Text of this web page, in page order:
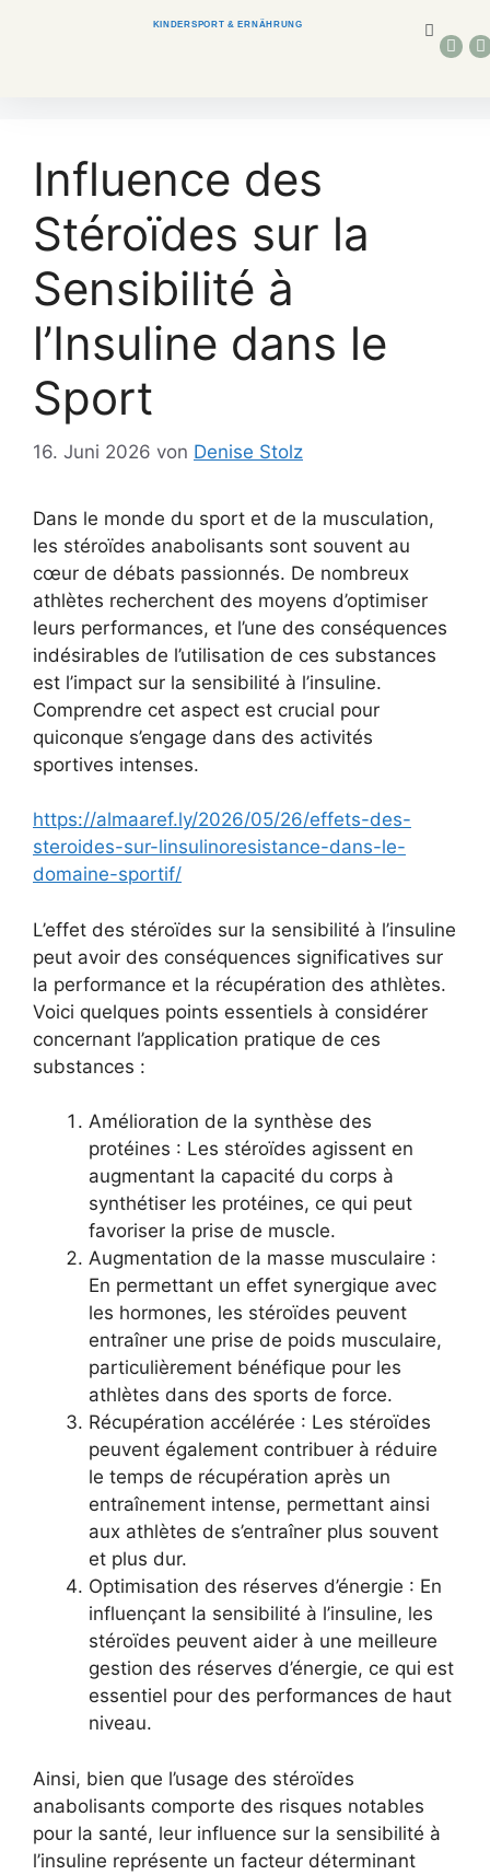
KINDERSPORT & ERNÄHRUNG
Influence des
Stéroïdes sur la
Sensibilité à
l’Insuline dans le
Sport
16. Juni 2026 von Denise Stolz
Dans le monde du sport et de la musculation,
les stéroïdes anabolisants sont souvent au
cœur de débats passionnés. De nombreux
athlètes recherchent des moyens d’optimiser
leurs performances, et l’une des conséquences
indésirables de l’utilisation de ces substances
est l’impact sur la sensibilité à l’insuline.
Comprendre cet aspect est crucial pour
quiconque s’engage dans des activités
sportives intenses.
https://almaaref.ly/2026/05/26/effets-des-
steroides-sur-linsulinoresistance-dans-le-
domaine-sportif/
L’effet des stéroïdes sur la sensibilité à l’insuline
peut avoir des conséquences significatives sur
la performance et la récupération des athlètes.
Voici quelques points essentiels à considérer
concernant l’application pratique de ces
substances :
Amélioration de la synthèse des
protéines : Les stéroïdes agissent en
augmentant la capacité du corps à
synthétiser les protéines, ce qui peut
favoriser la prise de muscle.
Augmentation de la masse musculaire :
En permettant un effet synergique avec
les hormones, les stéroïdes peuvent
entraîner une prise de poids musculaire,
particulièrement bénéfique pour les
athlètes dans des sports de force.
Récupération accélérée : Les stéroïdes
peuvent également contribuer à réduire
le temps de récupération après un
entraînement intense, permettant ainsi
aux athlètes de s’entraîner plus souvent
et plus dur.
Optimisation des réserves d’énergie : En
influençant la sensibilité à l’insuline, les
stéroïdes peuvent aider à une meilleure
gestion des réserves d’énergie, ce qui est
essentiel pour des performances de haut
niveau.
Ainsi, bien que l’usage des stéroïdes
anabolisants comporte des risques notables
pour la santé, leur influence sur la sensibilité à
l’insuline représente un facteur déterminant